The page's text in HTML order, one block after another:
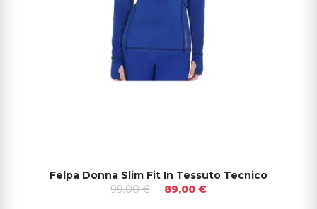
Felpa Donna Slim Fit In Tessuto Tecnico
99,00 €
89,00 €